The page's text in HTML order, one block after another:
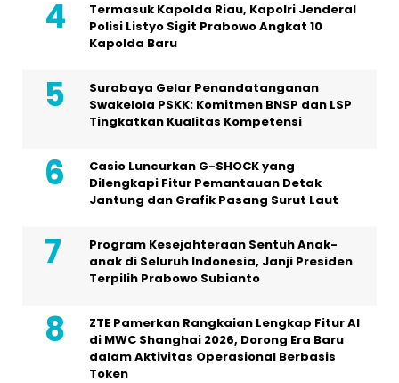
Termasuk Kapolda Riau, Kapolri Jenderal
Polisi Listyo Sigit Prabowo Angkat 10
Kapolda Baru
Surabaya Gelar Penandatanganan
Swakelola PSKK: Komitmen BNSP dan LSP
Tingkatkan Kualitas Kompetensi
Casio Luncurkan G-SHOCK yang
Dilengkapi Fitur Pemantauan Detak
Jantung dan Grafik Pasang Surut Laut
Program Kesejahteraan Sentuh Anak-
anak di Seluruh Indonesia, Janji Presiden
Terpilih Prabowo Subianto
ZTE Pamerkan Rangkaian Lengkap Fitur AI
di MWC Shanghai 2026, Dorong Era Baru
dalam Aktivitas Operasional Berbasis
Token